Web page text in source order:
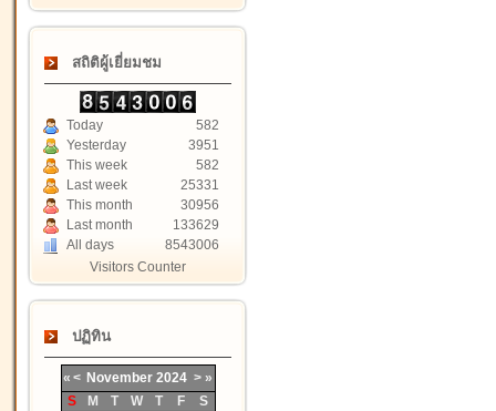
สถิติผู้เยี่ยมชม
Today
582
Yesterday
3951
This week
582
Last week
25331
This month
30956
Last month
133629
All days
8543006
Visitors Counter
ปฏิทิน
« < November 2024 > »
S
M T W T F
S